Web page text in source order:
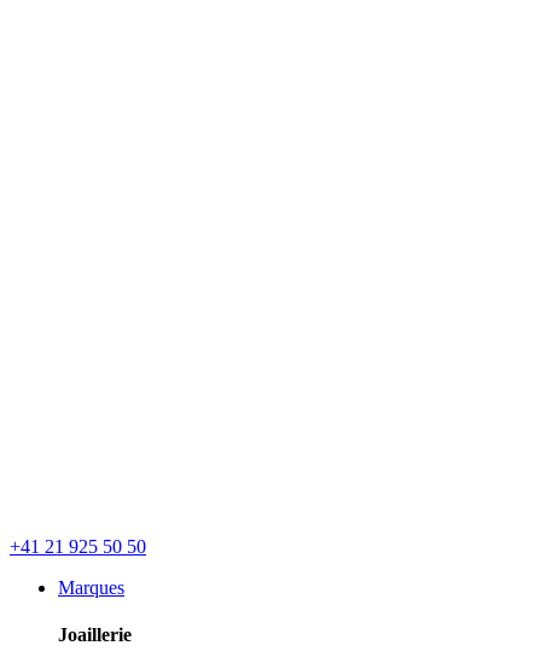
+41 21 925 50 50
Marques
Joaillerie